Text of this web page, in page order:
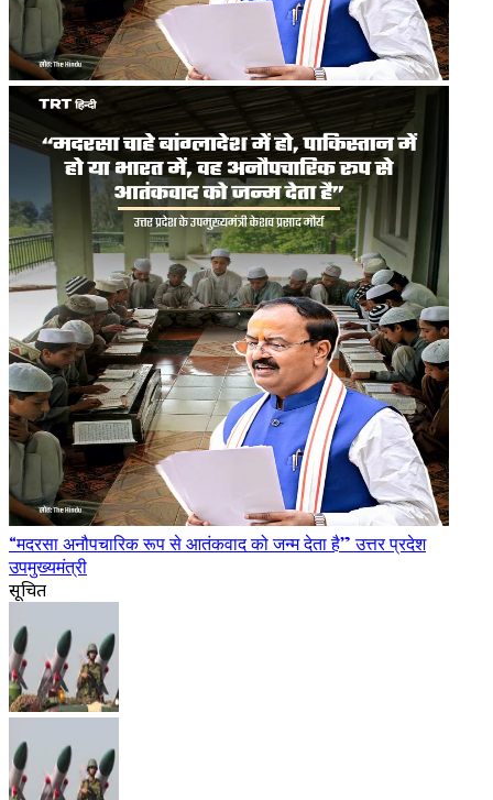
“मदरसा अनौपचारिक रूप से आतंकवाद को जन्म देता है” उत्तर प्रदेश
उपमुख्यमंत्री
सूचित